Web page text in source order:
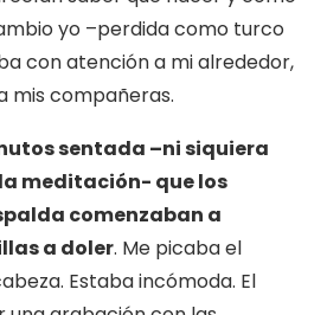
yo –perdida como turco
con atención a mi alrededor,
mis compañeras.
sentada –ni siquiera
meditación- que los
comenzaban a
a doler. Me picaba el
Estaba incómoda. El